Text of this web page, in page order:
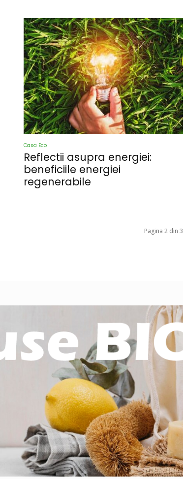
Casa Eco
Reflectii asupra energiei:
beneficiile energiei
regenerabile
Pagina 2 din 3